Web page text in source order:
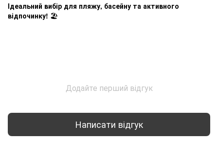
Ідеальний вибір для пляжу, басейну та активного
відпочинку! 🏖️
Додайте перший відгук
Написати відгук